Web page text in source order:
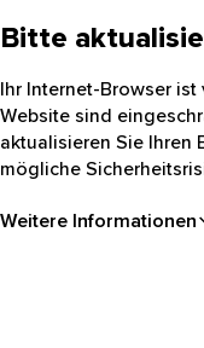
Bitte
Ihr Internet-Browser
Website sind
aktualisieren Sie Ihren
mögliche
Weitere Informationen